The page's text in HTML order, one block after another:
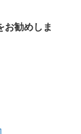
勧めしま